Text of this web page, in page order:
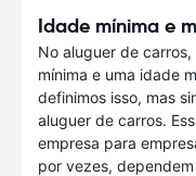
Idade mínima e
No aluguer de
mínima e uma idade
definimos isso, mas
aluguer de carros.
empresa para
por vezes,